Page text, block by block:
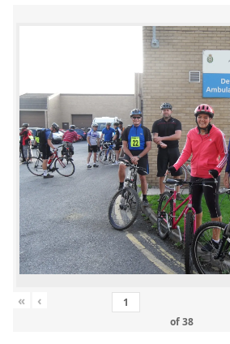
« ‹
of38